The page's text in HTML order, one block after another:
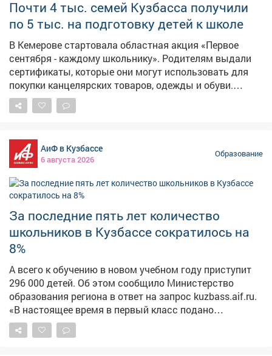
Почти 4 тыс. семей Кузбасса получили
по 5 тыс. на подготовку детей к школе
В Кемерове стартовала областная акция «Первое
сентября - каждому школьнику». Родителям выдали
сертификаты, которые они могут использовать для
покупки канцелярских товаров, одежды и обуви.
Поддержку получили 286 детей, среди них - 29
будущих первоклассников. Для них подготовили
принадлежностей. В акции участвуют десять
предприятий лёгкой промышленности Кузбасса - они
представили свою продукцию. Также на открытии
выступили творческие коллективы. Всего
сертификаты на сумму 5 тысяч рублей на
году выданы 3 903 семьям, чей уровень дохода ниже
прожиточного минимума. Они смогут приобрести
товары кузбасских предприятий на специальных
АиФ в Кузбассе
6 августа 2026
Образование
За последние пять лет количество
школьников в Кузбассе сократилось на
8%
А всего к обучению в новом учебном году приступит
296 000 детей. Об этом сообщило Министерство
образования региона в ответ на запрос kuzbass.aif.ru.
«В настоящее время в первый класс подано
заявлений и зачислено детей - 19 870 (идёт приём
документов второй волны), всего ожидается порядка